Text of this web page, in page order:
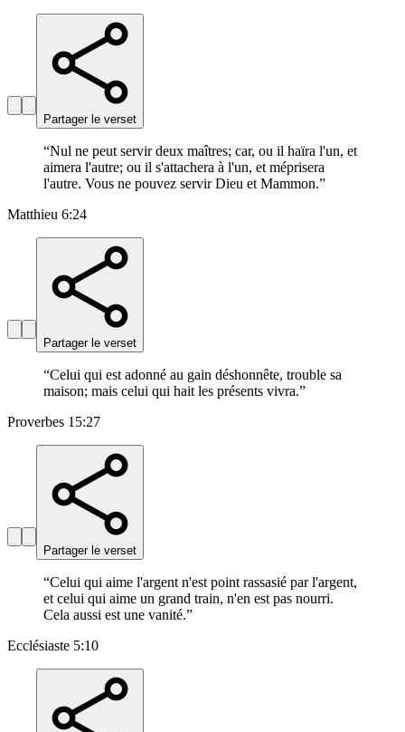
Partager le verset
“Nul ne peut servir deux maîtres; car, ou il haïra l'un, et
aimera l'autre; ou il s'attachera à l'un, et méprisera
l'autre. Vous ne pouvez servir Dieu et Mammon.”
Matthieu 6:24
Partager le verset
“Celui qui est adonné au gain déshonnête, trouble sa
maison; mais celui qui hait les présents vivra.”
Proverbes 15:27
Partager le verset
“Celui qui aime l'argent n'est point rassasié par l'argent,
et celui qui aime un grand train, n'en est pas nourri.
Cela aussi est une vanité.”
Ecclésiaste 5:10